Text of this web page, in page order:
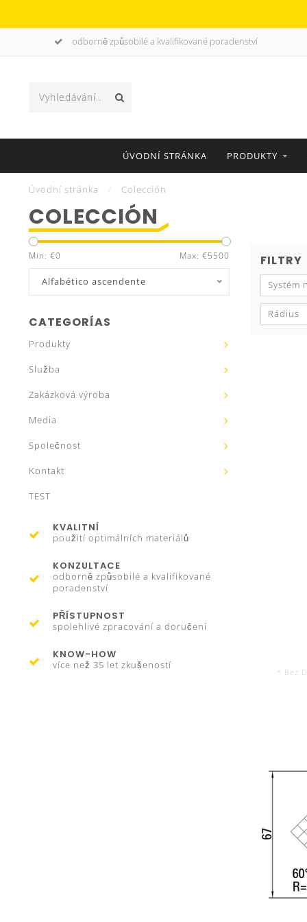
odborně způsobilé a kvalifikované poradenství
ÚVODNÍ STRÁNKA PRODUKTY
Úvodní stránka Colección
COLECCIÓN
Min: €0 Max: €5500
Alfabético ascendente
CATEGORÍAS
Produkty
Služba
Zakázková výroba
Media
Společnost
Kontakt
TEST
KVALITNÍ
použití optimálních materiálů
KONZULTACE
odborně způsobilé a kvalifikované
poradenství
PŘÍSTUPNOST
spolehlivé zpracování a doručení
KNOW-HOW
více než 35 let zkušeností
FILTRY
Systém
Rádius
* Bez